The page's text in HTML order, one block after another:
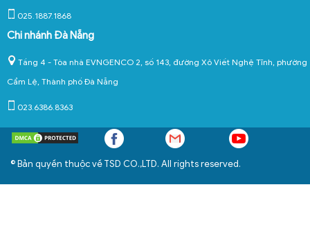
025.1887.1868
Chi nhánh Đà Nẵng
Tầng 4 - Tòa nhà EVNGENCO 2, số 143, đường Xô Viết Nghệ Tĩnh, phường
Cẩm Lệ, Thành phố Đà Nẵng
023.6386.8363
© Bản quyền thuộc về TSD CO.,LTD. All rights reserved.